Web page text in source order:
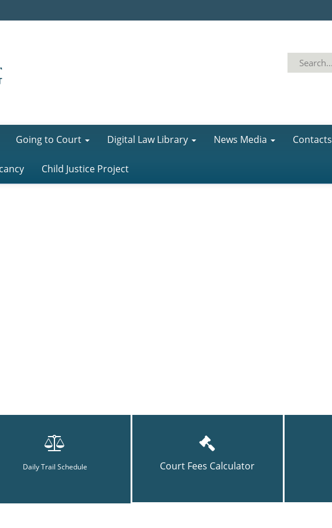
Going to Court Digital Law Library News Media Contacts
Child Justice Project
Daily Trail Schedule Court Fees Calculator